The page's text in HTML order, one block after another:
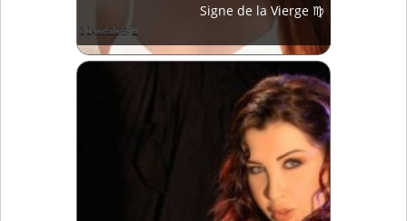
Signe de la Vierge ♍